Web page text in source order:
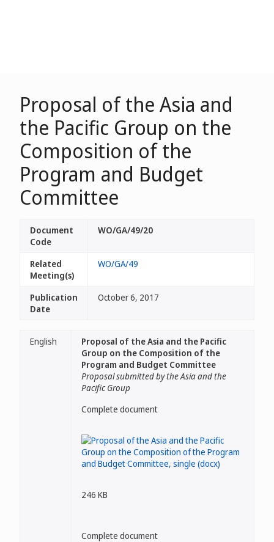
Proposal of the Asia and
the Pacific Group on the
Composition of the
Program and Budget
Committee
Document
Code
WO/GA/49/20
Related
Meeting(s)
WO/GA/49
Publication
Date
October 6, 2017
English
Proposal of the Asia and the Pacific
Group on the Composition of the
Program and Budget Committee
Proposal submitted by the Asia and the
Pacific Group
Complete document
246 KB
Complete document